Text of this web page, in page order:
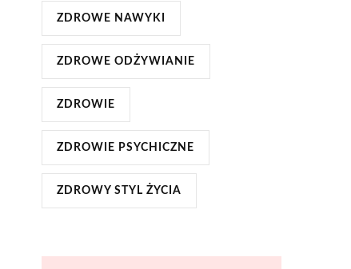
ZDROWE NAWYKI
ZDROWE ODŻYWIANIE
ZDROWIE
ZDROWIE PSYCHICZNE
ZDROWY STYL ŻYCIA